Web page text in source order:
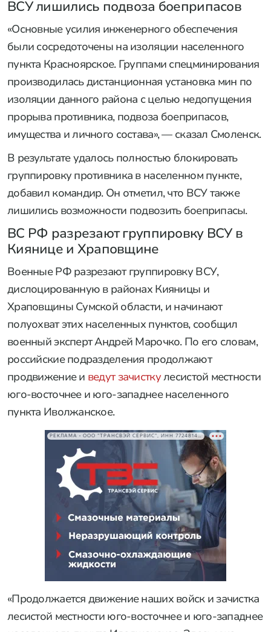
благодаря действиям
российских групп
спецминирования , рассказал начальник
инженерных войск 51-й общевойсковой
гвардейской армии группировки войск «Центр» с
позывным Смоленск. По его словам,
дистанционная установка мин проводилась для
предотвращения прорыва противника, а также
подвоза имущества и личного состава. Что
известно об этом и о других успехах ВС РФ к утру
5 августа?
ВСУ лишились подвоза боеприпасов
«Основные усилия инженерного обеспечения
были сосредоточены на изоляции населенного
пункта Красноярское. Группами спецминирования
производилась дистанционная установка мин по
изоляции данного района с целью недопущения
прорыва противника, подвоза боеприпасов,
имущества и личного состава», — сказал Смоленск.
В результате удалось полностью блокировать
группировку противника в населенном пункте,
добавил командир. Он отметил, что ВСУ также
лишились возможности подвозить боеприпасы.
ВС РФ разрезают группировку ВСУ в
Киянице и Храповщине
Военные РФ разрезают группировку ВСУ,
дислоцированную в районах Кияницы и
Храповщины Сумской области, и начинают
полуохват этих населенных пунктов, сообщил
военный эксперт Андрей Марочко. По его словам,
российские подразделения продолжают
юго-восточнее и юго-западнее населенного
пункта Иволжанское.